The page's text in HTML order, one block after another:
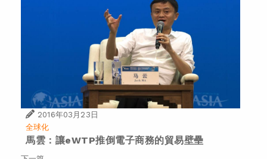
2016年03月23日
全球化
馬雲：讓eWTP推倒電子商務的貿易壁壘